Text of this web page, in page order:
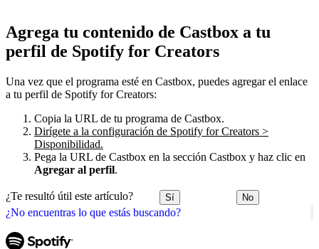
¿No encuentras lo que estás buscando?
Agrega tu contenido de Castbox a tu
perfil de Spotify for Creators
Una vez que el programa esté en Castbox, puedes agregar el enlace
a tu perfil de Spotify for Creators:
Copia la URL de tu programa de Castbox.
Dirígete a la configuración de Spotify for Creators >
Disponibilidad.
Pega la URL de Castbox en la sección Castbox y haz clic en
Agregar al perfil.
¿Te resultó útil este artículo? Sí No